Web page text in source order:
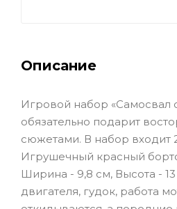
Описание
Игровой набор «Самосвал
обязательно подарит
сюжетами. В набор входит
Игрушечный красный
Ширина - 9,8 см, Высота -
двигателя, гудок, работа